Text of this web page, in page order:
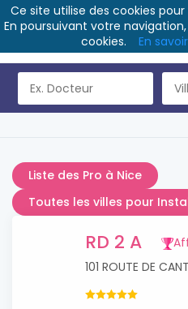
Liste des Pro à Nice
Toutes les villes pour
RD 2 A
101 ROUTE DE
Ce site utilise des cookies
En poursuivant votre
cookies.
En